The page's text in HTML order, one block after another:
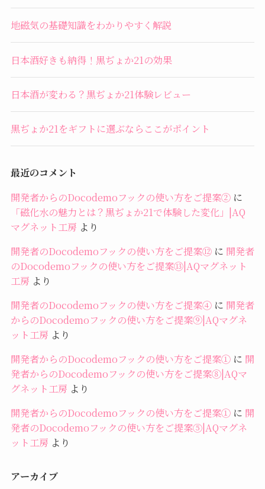
地磁気の基礎知識をわかりやすく解説
日本酒好きも納得！黒ぢょか21の効果
日本酒が変わる？黒ぢょか21体験レビュー
黒ぢょか21をギフトに選ぶならここがポイント
最近のコメント
開発者からのDocodemoフックの使い方をご提案②に
「磁化水の魅力とは？黒ぢょか21で体験した変化」|AQ
マグネット工房 より
開発者のDocodemoフックの使い方をご提案⑫に 開発者
のDocodemoフックの使い方をご提案⑬|AQマグネット
工房 より
開発者のDocodemoフックの使い方をご提案④に 開発者
からのDocodemoフックの使い方をご提案⑨|AQマグネ
ット工房 より
開発者からのDocodemoフックの使い方をご提案①に 開
発者からのDocodemoフックの使い方をご提案⑧|AQマ
グネット工房 より
開発者からのDocodemoフックの使い方をご提案①に 開
発者のDocodemoフックの使い方をご提案⑤|AQマグネ
ット工房 より
アーカイブ